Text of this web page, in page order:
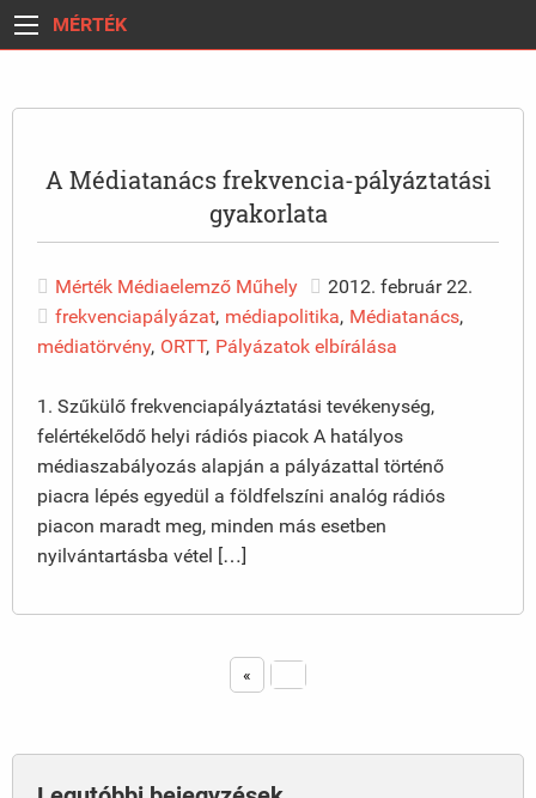
MÉRTÉK
A Médiatanács frekvencia-pályáztatási
gyakorlata
Mérték Médiaelemző Műhely
2012. február 22.
frekvenciapályázat, médiapolitika, Médiatanács,
médiatörvény, ORTT, Pályázatok elbírálása
1. Szűkülő frekvenciapályáztatási tevékenység,
felértékelődő helyi rádiós piacok A hatályos
médiaszabályozás alapján a pályázattal történő
piacra lépés egyedül a földfelszíni analóg rádiós
piacon maradt meg, minden más esetben
nyilvántartásba vétel […]
«